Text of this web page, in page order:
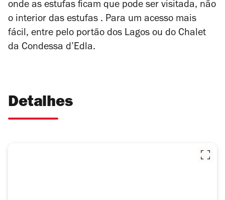
onde as estufas ficam que pode ser visitada, não
o interior das estufas . Para um acesso mais
fácil, entre pelo portão dos Lagos ou do Chalet
da Condessa d’Edla.
Detalhes